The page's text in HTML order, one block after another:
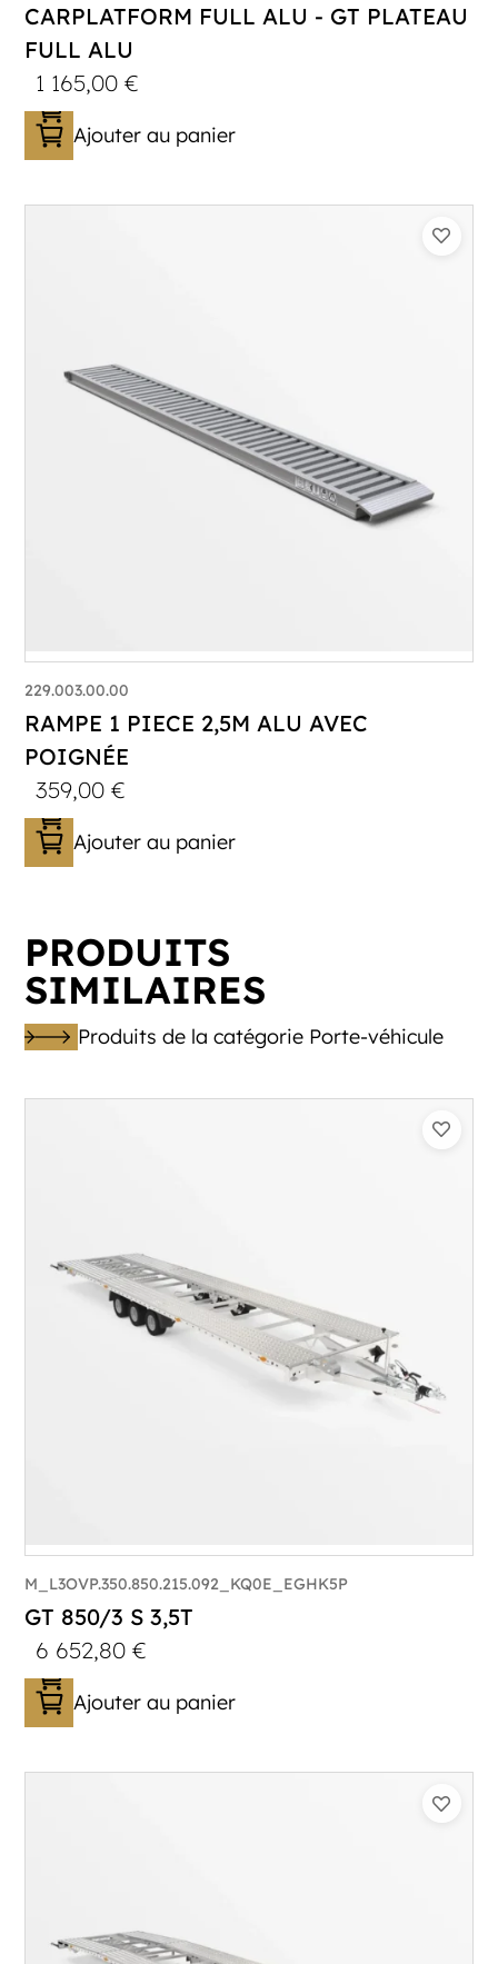
CARPLATFORM FULL ALU - GT PLATEAU
FULL ALU
1 165,00€
Ajouter au panier
229.003.00.00
RAMPE 1 PIECE 2,5M ALU AVEC
POIGNÉE
359,00€
Ajouter au panier
PRODUITS
SIMILAIRES
Produits de la catégorie Porte-véhicule
Longueur utile (mm) :
M_L3OVP.350.850.215.092_KQ0E_EGHK5P
GT 850/3 S 3,5T
6 652,80€
Ajouter au panier